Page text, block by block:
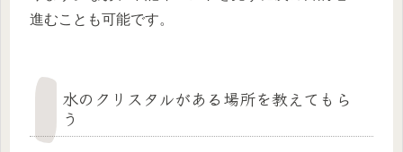
進むことも可能です。
水のクリスタルがある場所を教えてもら
う